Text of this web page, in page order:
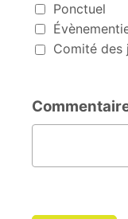
Ponctuel
Comité des
Commentaire